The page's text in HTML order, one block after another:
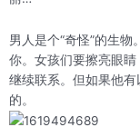
男人是个“奇怪”的生物
你。女孩们要擦亮眼
继续联系。但如果他
的。